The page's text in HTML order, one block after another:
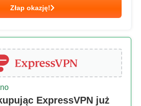
Złap okazję!
ExpressVPN już